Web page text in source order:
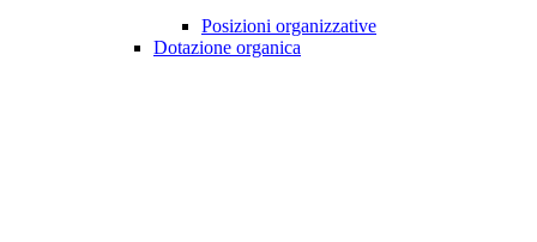
Posizioni organizzative
Dotazione organica